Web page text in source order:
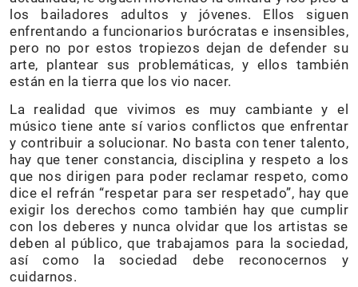
los bailadores adultos y jóvenes. Ellos siguen
enfrentando a funcionarios burócratas e insensibles,
pero no por estos tropiezos dejan de defender su
arte, plantear sus problemáticas, y ellos también
están en la tierra que los vio nacer.
La realidad que vivimos es muy cambiante y el
músico tiene ante sí varios conflictos que enfrentar
y contribuir a solucionar. No basta con tener talento,
hay que tener constancia, disciplina y respeto a los
que nos dirigen para poder reclamar respeto, como
dice el refrán “respetar para ser respetado”, hay que
exigir los derechos como también hay que cumplir
con los deberes y nunca olvidar que los artistas se
deben al público, que trabajamos para la sociedad,
así como la sociedad debe reconocernos y
cuidarnos.